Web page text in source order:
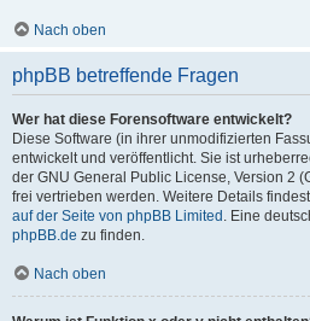
Nach oben
phpBB betreffende Fragen
Wer hat diese Forensoftware entwickelt?
Diese Software (in ihrer unmodifizierten
entwickelt und veröffentlicht. Sie ist
der GNU General Public License, Version 2
frei vertrieben werden. Weitere Details
auf der Seite von phpBB Limited . Eine
phpBB.de zu finden.
Nach oben